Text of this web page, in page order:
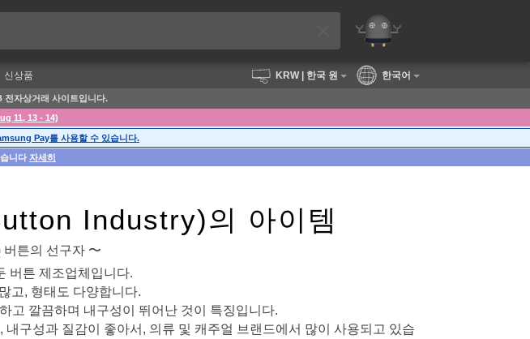
신상품 KRW| 한국 원 한국어
자상거래 사이트입니다.
11, 13 - 14)
Pay를 사용할 수 있습니다.
니다 자세히
Industry)의 아이템
튼의 선구자 〜
버튼 제조업체입니다.
고, 형태도 다양합니다.
고 깔끔하며 내구성이 뛰어난 것이 특징입니다.
구성과 질감이 좋아서, 의류 및 캐주얼 브랜드에서 많이 사용되고 있습